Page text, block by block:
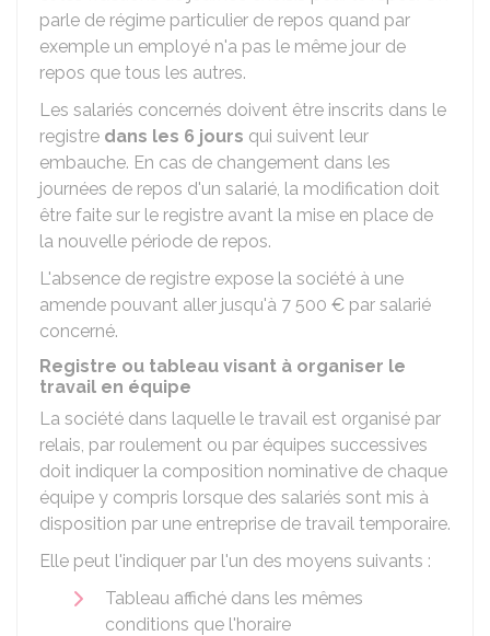
parle de régime particulier de repos quand par
exemple un employé n'a pas le même jour de
repos que tous les autres.
Les salariés concernés doivent être inscrits dans le
registre dans les 6 jours qui suivent leur
embauche. En cas de changement dans les
journées de repos d'un salarié, la modification doit
être faite sur le registre avant la mise en place de
la nouvelle période de repos.
L'absence de registre expose la société à une
amende pouvant aller jusqu'à 7 500 € par salarié
concerné.
Registre ou tableau visant à organiser le
travail en équipe
La société dans laquelle le travail est organisé par
relais, par roulement ou par équipes successives
doit indiquer la composition nominative de chaque
équipe y compris lorsque des salariés sont mis à
disposition par une entreprise de travail temporaire.
Elle peut l'indiquer par l'un des moyens suivants :
Tableau affiché dans les mêmes
conditions que l'horaire